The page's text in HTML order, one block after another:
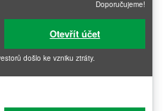
Doporučujeme!
Otevřít účet
došlo ke vzniku ztráty.